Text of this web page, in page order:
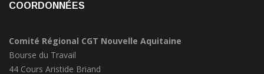
COORDONNÉES
Comité Régional CGT Nouvelle Aquitaine
Bourse du Travail
44 Cours Aristide Briand